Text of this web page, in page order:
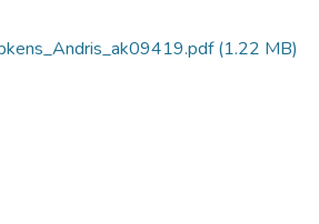
(1.22 MB)